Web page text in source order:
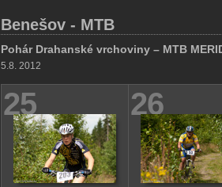
Benešov - MTB
Pohár Drahanské vrchoviny – MTB
5.8. 2012
25 26